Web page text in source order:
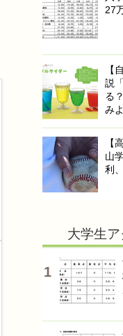
27
【
説
る
み
【
山
利
大学生